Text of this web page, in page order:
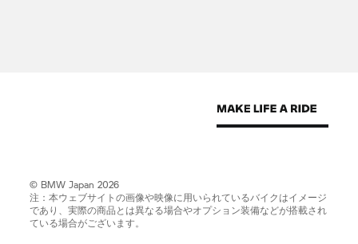
© BMW Japan 2026
注：本ウェブサイトの画像や映像に用いられているバイクはイメージ
であり、実際の商品とは異なる場合やオプション装備などが搭載され
ている場合がございます。